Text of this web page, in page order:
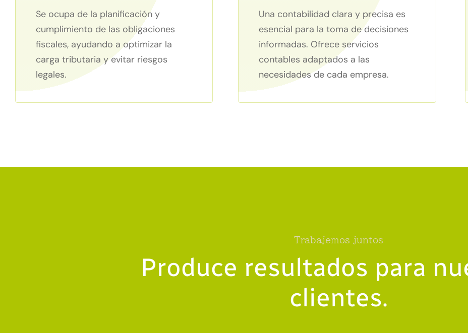
Se ocupa de la planificación y
cumplimiento de las obligaciones
fiscales, ayudando a optimizar la
carga tributaria y evitar riesgos
legales.
Una contabilidad clara y precisa es
esencial para la toma de decisiones
informadas. Ofrece servicios
contables adaptados a las
necesidades de cada empresa.
Trabajemos juntos
Produce resultados para
clientes.